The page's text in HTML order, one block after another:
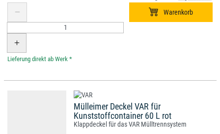
*
Mülleimer Deckel VAR für
Kunststoffcontainer 60 L rot
Klappdeckel für das VAR Mülltrennsystem